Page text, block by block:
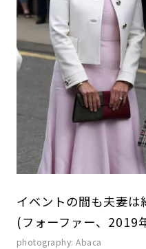
イベントの間も夫妻は
(フォーファー、2019
photography: Abaca